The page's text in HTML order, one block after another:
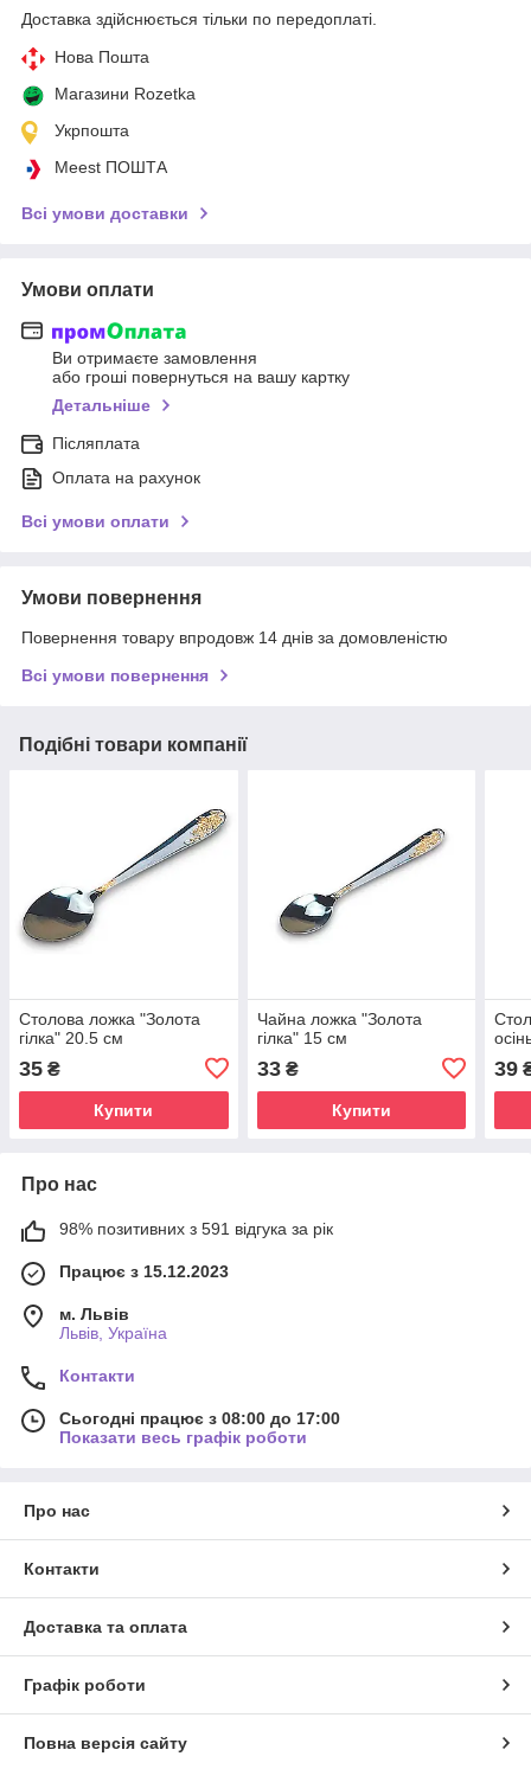
Доставка здійснюється тільки по передоплаті.
Нова Пошта
Магазини Rozetka
Укрпошта
Meest ПОШТА
Всі умови доставки
Умови оплати
Ви отримаєте замовлення
або гроші повернуться на вашу картку
Детальніше
Післяплата
Оплата на рахунок
Всі умови оплати
Умови повернення
Повернення товару впродовж 14 днів за домовленістю
Всі умови повернення
Подібні товари компанії
Столова ложка "Золота
гілка" 20.5 см
35 ₴
Купити
Чайна ложка "Золота
гілка" 15 см
33₴
Купити
39
Про нас
98% позитивних з 591 відгука за рік
Працює з 15.12.2023
м. Львів
Львів, Україна
Контакти
Сьогодні працює з 08:00 до 17:00
Показати весь графік роботи
Про нас
Контакти
Доставка та оплата
Графік роботи
Повна версія сайту